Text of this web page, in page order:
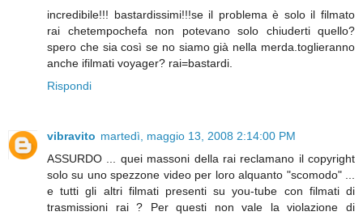
incredibile!!! bastardissimi!!!se il problema è solo il filmato
rai chetempochefa non potevano solo chiuderti quello?
spero che sia così se no siamo già nella merda.toglieranno
anche ifilmati voyager? rai=bastardi.
Rispondi
vibravito martedì, maggio 13, 2008 2:14:00 PM
ASSURDO ... quei massoni della rai reclamano il copyright
solo su uno spezzone video per loro alquanto "scomodo" ...
e tutti gli altri filmati presenti su you-tube con filmati di
trasmissioni rai ? Per questi non vale la violazione di